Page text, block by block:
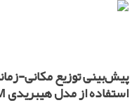
پیش‌بینی توزیع مکانی-
استفاده از مدل هیبریدی EEMD-SVM-LSTM